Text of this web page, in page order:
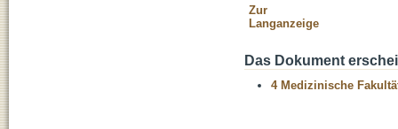
Zur
Langanzeige
Das Dokument
4 Medizinische